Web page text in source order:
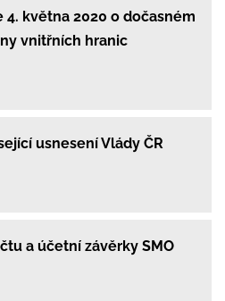
května 2020 o dočasném
vnitřních hranic
usnesení Vlády ČR
a účetní závěrky SMO